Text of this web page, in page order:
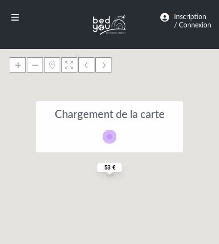
Inscription
/ Connexion
53 €
Chargement de la carte